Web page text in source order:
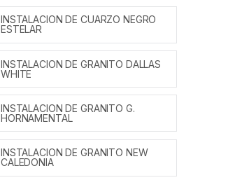
INSTALACION DE CUARZO NEGRO
ESTELAR
INSTALACION DE GRANITO DALLAS
WHITE
INSTALACION DE GRANITO G.
HORNAMENTAL
INSTALACION DE GRANITO NEW
CALEDONIA